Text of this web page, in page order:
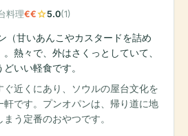
料理€€star5.0(1)
（甘いあんこやカスタードを詰め
熱々で、外はさくっとしていて、
いい軽食です。
ぐ近くにあり、ソウルの屋台文化を
軒です。プンオパンは、帰り道に地
う定番のおやつです。